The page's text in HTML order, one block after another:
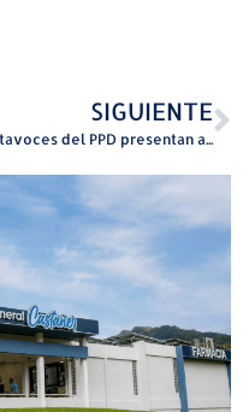
SIGUIENTE
Portavoces del PPD presentan agenda legislativa para el nuevo ciclo en Cámara y Senado